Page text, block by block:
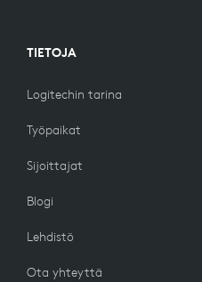
TIETOJA
Logitechin tarina
Työpaikat
Sijoittajat
Blogi
Lehdistö
Ota yhteyttä